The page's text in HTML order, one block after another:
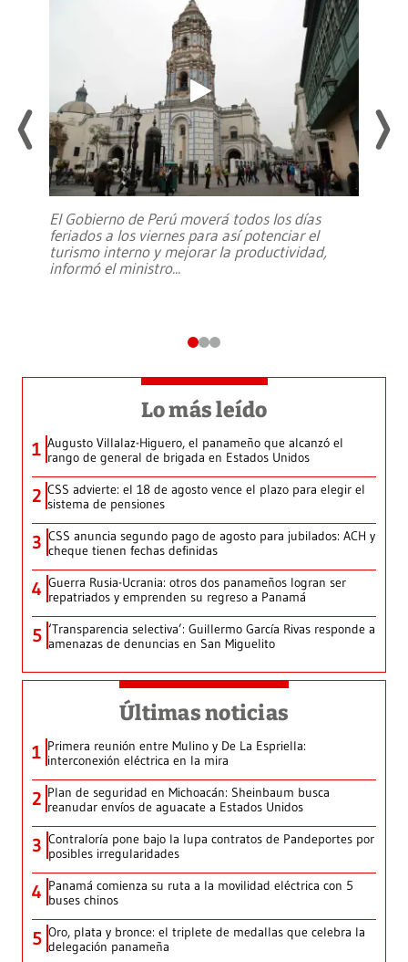
El Gobierno de Perú moverá todos los días
feriados a los viernes para así potenciar el
turismo interno y mejorar la productividad,
informó el ministro...
Lo más leído
1 Augusto Villalaz-Higuero, el panameño que alcanzó el
rango de general de brigada en Estados Unidos
2 CSS advierte: el 18 de agosto vence el plazo para elegir el
sistema de pensiones
3 CSS anuncia segundo pago de agosto para jubilados: ACH y
cheque tienen fechas definidas
4 Guerra Rusia-Ucrania: otros dos panameños logran ser
repatriados y emprenden su regreso a Panamá
5 ‘Transparencia selectiva’: Guillermo García Rivas responde a
amenazas de denuncias en San Miguelito
Últimas noticias
1 Primera reunión entre Mulino y De La Espriella:
interconexión eléctrica en la mira
2 Plan de seguridad en Michoacán: Sheinbaum busca
reanudar envíos de aguacate a Estados Unidos
3 Contraloría pone bajo la lupa contratos de Pandeportes por
posibles irregularidades
4 Panamá comienza su ruta a la movilidad eléctrica con 5
buses chinos
5 Oro, plata y bronce: el triplete de medallas que celebra la
delegación panameña